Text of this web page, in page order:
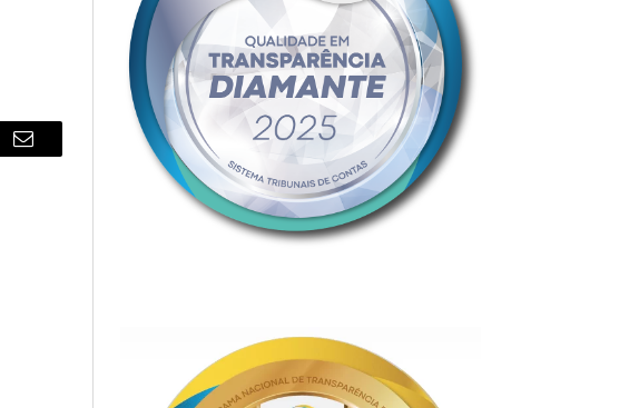
E-